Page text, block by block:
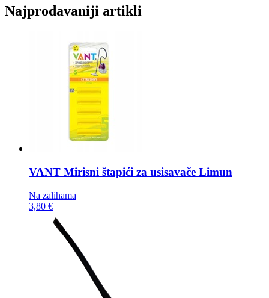
Najprodavaniji artikli
VANT Mirisni štapići za usisavače Limun
Na zalihama
3,80 €